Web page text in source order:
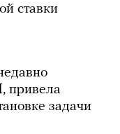
ставки
привела
задачи